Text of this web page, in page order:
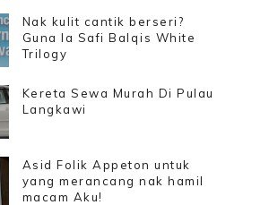
Nak kulit cantik berseri?
Guna la Safi Balqis White
Trilogy
Kereta Sewa Murah Di Pulau
Langkawi
Asid Folik Appeton untuk
yang merancang nak hamil
macam Aku!